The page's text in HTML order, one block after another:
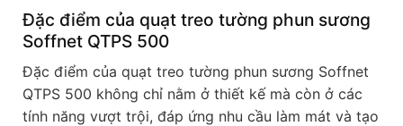
Đặc điểm của quạt treo tường phun sương
Soffnet QTPS 500
Đặc điểm của quạt treo tường phun sương Soffnet
QTPS 500 không chỉ nằm ở thiết kế mà còn ở các
tính năng vượt trội, đáp ứng nhu cầu làm mát và tạo